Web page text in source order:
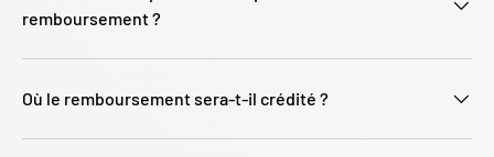
remboursement ?
Où le remboursement sera-t-il crédité ?